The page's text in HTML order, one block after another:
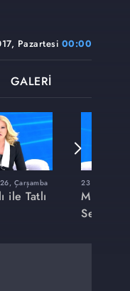
Pazartesi 00:00
GALERİ
Çarşamba
ile Tatlı
23 Haziran
Müge
Sert